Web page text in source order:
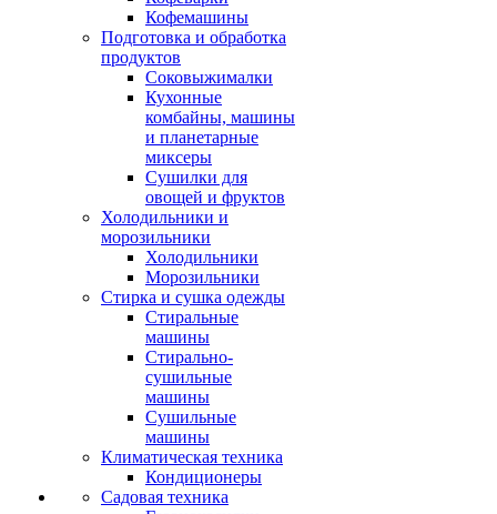
Кофемашины
Подготовка и обработка
продуктов
Соковыжималки
Кухонные
комбайны, машины
и планетарные
миксеры
Сушилки для
овощей и фруктов
Холодильники и
морозильники
Холодильники
Морозильники
Стирка и сушка одежды
Стиральные
машины
Стирально-
сушильные
машины
Сушильные
машины
Климатическая техника
Кондиционеры
Садовая техника